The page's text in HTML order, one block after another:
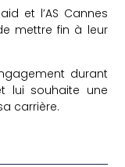
et l’AS Cannes
mettre fin à leur
durant
lui souhaite une
carrière.